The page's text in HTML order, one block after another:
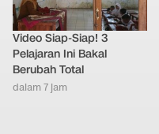
Video Siap-Siap! 3
Pelajaran Ini Bakal
Berubah Total
dalam 7 jam